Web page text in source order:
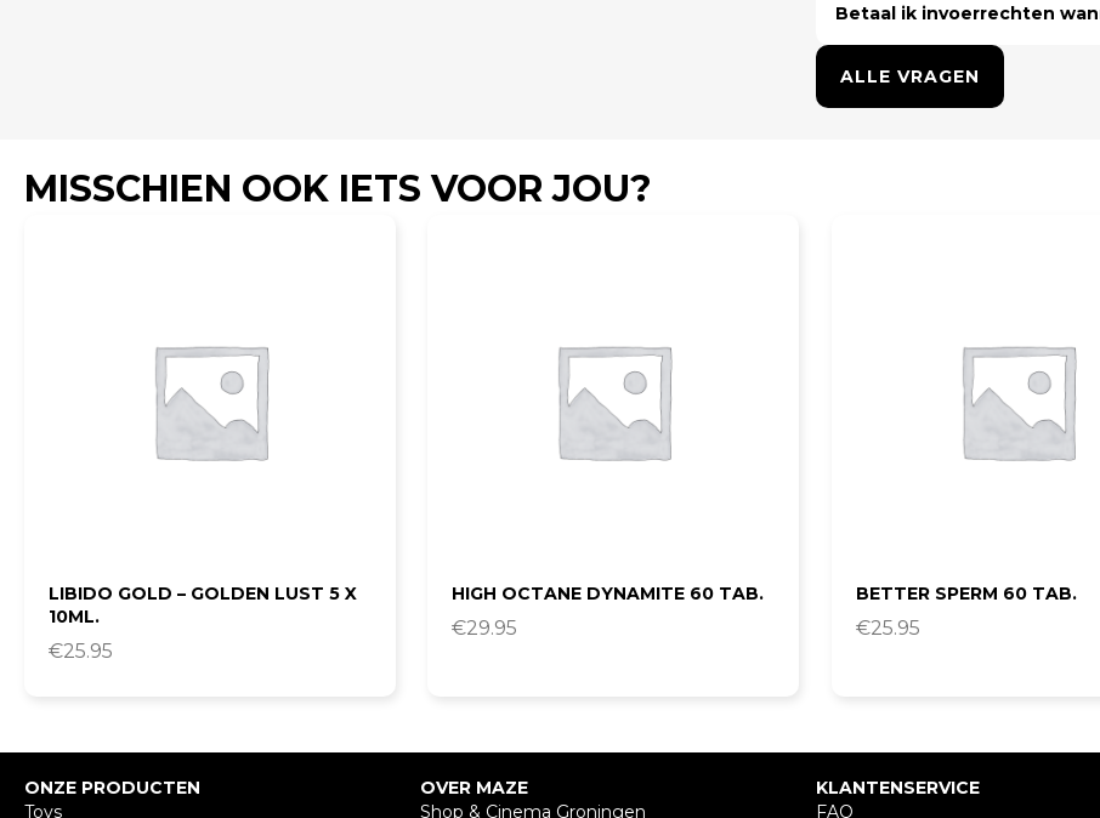
Betaal ik invoerrechten
ALLE VRAGEN
MISSCHIEN OOK IETS VOOR JOU?
LIBIDO GOLD – GOLDEN LUST 5 X
10ML.
€25.95
HIGH OCTANE DYNAMITE 60 TAB.
€29.95
BETTER SPERM 60 TAB.
€25.95
ONZE PRODUCTEN
Toys
OVER MAZE
Shop & Cinema Groningen
KLANTENSERVICE
FAQ